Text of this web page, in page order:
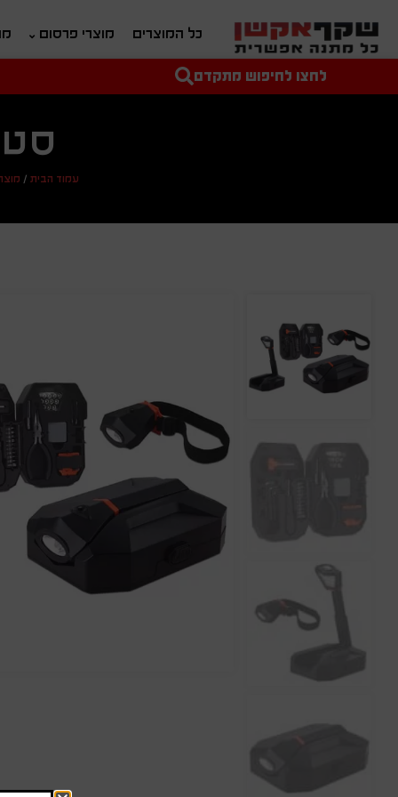
כל המוצרים מוצרי פרסום
טקסט חופשי לחיפוש מחיר מיני'לחצו לחיפוש מתקדם
עמוד הבית /